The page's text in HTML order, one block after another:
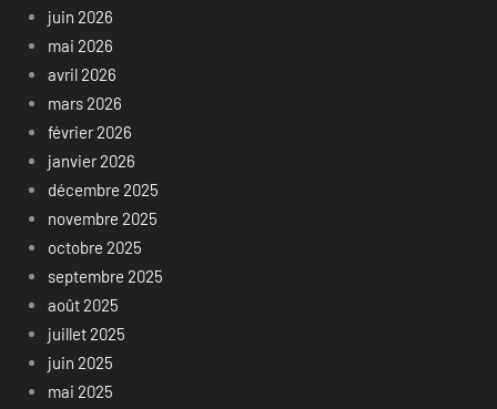
juin 2026
mai 2026
avril 2026
mars 2026
février 2026
janvier 2026
décembre 2025
novembre 2025
octobre 2025
septembre 2025
août 2025
juillet 2025
juin 2025
mai 2025